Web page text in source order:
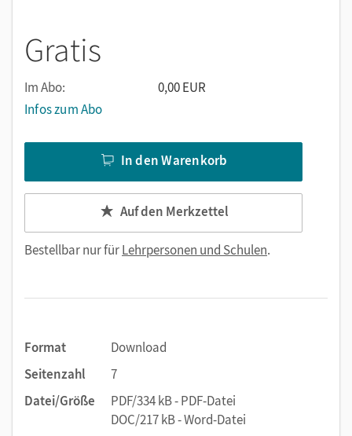
Gratis
Im Abo:
0,00 EUR
Infos zum Abo
In den Warenkorb
Auf den Merkzettel
Bestellbar nur fürLehrpersonen und Schulen.
Format
Download
Seitenzahl
7
Datei/Größe
PDF/334 kB - PDF-Datei
DOC/217 kB - Word-Datei